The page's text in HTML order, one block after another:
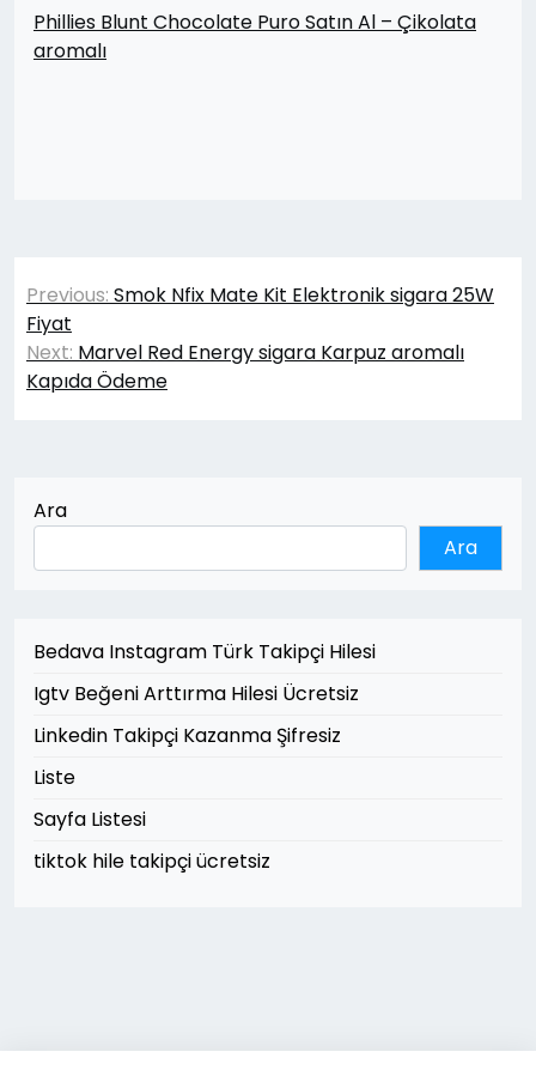
Phillies Blunt Chocolate Puro Satın Al – Çikolata
aromalı
Yazı
gezinmesi
Previous: Smok Nfix Mate Kit Elektronik sigara 25W
Fiyat
Next: Marvel Red Energy sigara Karpuz aromalı
Kapıda Ödeme
Ara
Ara
Bedava Instagram Türk Takipçi Hilesi
Igtv Beğeni Arttırma Hilesi Ücretsiz
Linkedin Takipçi Kazanma Şifresiz
Liste
Sayfa Listesi
tiktok hile takipçi ücretsiz